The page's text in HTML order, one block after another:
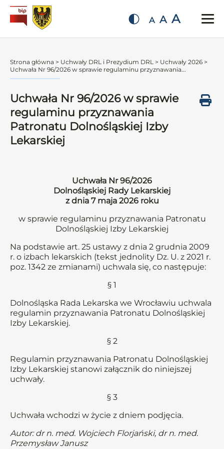
A A A
Strona główna > Uchwały DRL i Prezydium DRL > Uchwały 2026 >
Uchwała Nr 96/2026 w sprawie regulaminu przyznawania...
Uchwała Nr 96/2026 w sprawie
regulaminu przyznawania
Patronatu Dolnośląskiej Izby
Lekarskiej
Uchwała Nr 96/2026
Dolnośląskiej Rady Lekarskiej
z dnia 7 maja 2026 roku
w sprawie regulaminu przyznawania Patronatu
Dolnośląskiej Izby Lekarskiej
Na podstawie art. 25 ustawy z dnia 2 grudnia 2009
r. o izbach lekarskich (tekst jednolity Dz. U. z 2021 r.
poz. 1342 ze zmianami) uchwala się, co następuje:
§ 1
Dolnośląska Rada Lekarska we Wrocławiu uchwala
regulamin przyznawania Patronatu Dolnośląskiej
Izby Lekarskiej.
§ 2
Regulamin przyznawania Patronatu Dolnośląskiej
Izby Lekarskiej stanowi załącznik do niniejszej
uchwały.
§ 3
Uchwała wchodzi w życie z dniem podjęcia.
Autor: dr n. med. Wojciech Florjański, dr n. med.
Przemysław Janusz